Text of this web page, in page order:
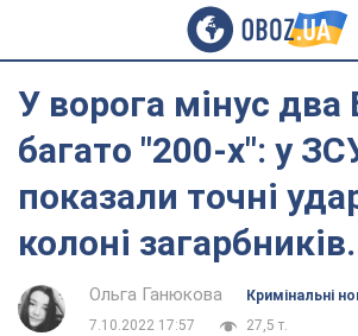
У ворога мінус два
багато "200-х": у
показали точні
колоні
Ольга Ганюкова
Кримінальні
7.10.2022 17:57
27,5 т.